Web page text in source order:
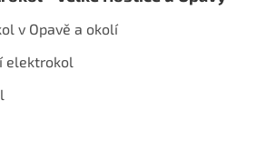
v Opavě a okolí
elektrokol